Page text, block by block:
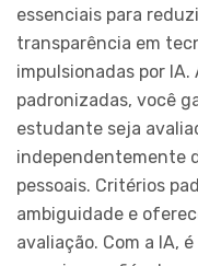
essenciais para
transparência em
impulsionadas por
padronizadas, você
estudante seja
independentemente
pessoais. Critérios
ambiguidade e
avaliação. Com a IA,